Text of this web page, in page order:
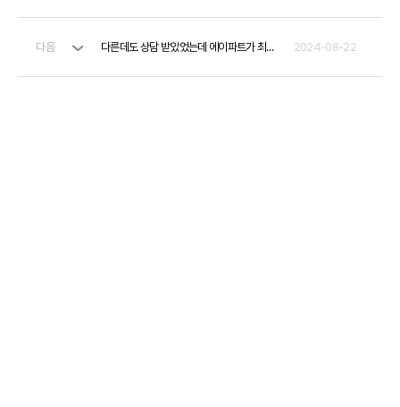
다음 다른데도 상담 받았었는데 에이파트가 최고입니다. 2024-08-22